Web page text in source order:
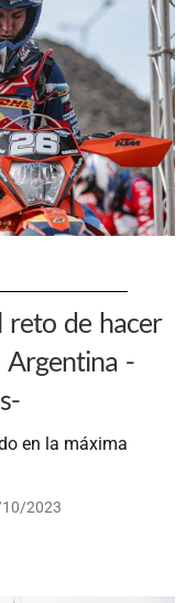
reto de hacer
Argentina -
en la máxima
2023